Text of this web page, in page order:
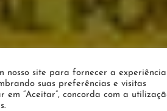
nosso site para fornecer a experiência
suas preferências e visitas
em “Aceitar”, concorda com a